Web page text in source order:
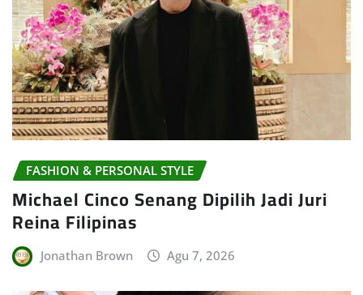
FASHION & PERSONAL STYLE
Michael Cinco Senang Dipilih Jadi Juri
Reina Filipinas
Jonathan Brown Agu 7, 2026